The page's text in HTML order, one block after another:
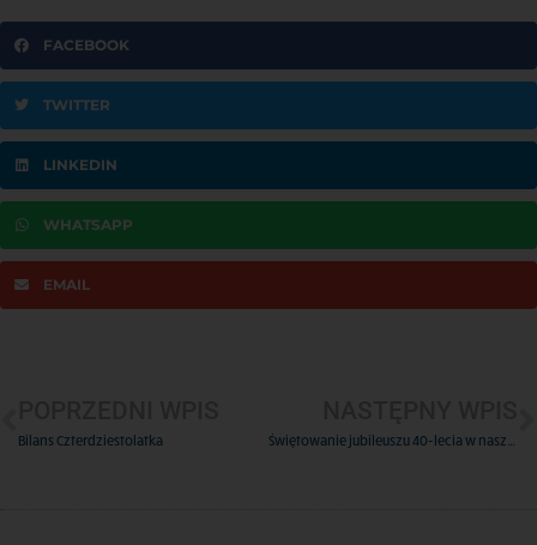
FACEBOOK
TWITTER
LINKEDIN
WHATSAPP
EMAIL
Bilans Czterdziestolatka